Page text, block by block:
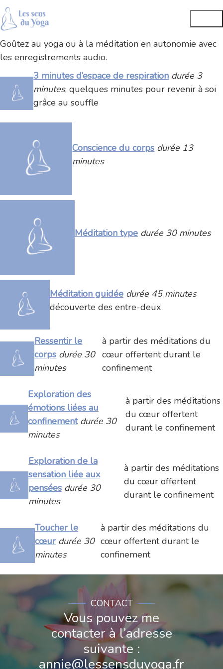
Goûtez au yoga ou à la méditation en autonomie avec
les enregistrements audio.
3 minutes d’espace de respiration durée 3
minutes, quelques minutes pour revenir à soi
grâce au souffle
Conscience du corps durée 13
minutes
Méditation type durée 30 minutes
Méditation guidée durée 45 minutes
découverte des entre-deux
Ressentir le
corps durée 30
minutes
à partir des méditations du
cœur offertent durant le
confinement
Exploration des
émotions liées au
confinement durée 30
minutes
à partir des méditations
du cœur offertent
durant le confinement
Exploration de la
sensation liée aux
pensées durée 30
minutes
à partir des méditations
du cœur offertent
durant le confinement
Toucher le
cœur durée 30
minutes
à partir des méditations du
cœur offertent durant le
confinement
CONTACT​
Vous pouvez me
contacter à l’adresse
suivante :
annie@lessensduyoga.fr